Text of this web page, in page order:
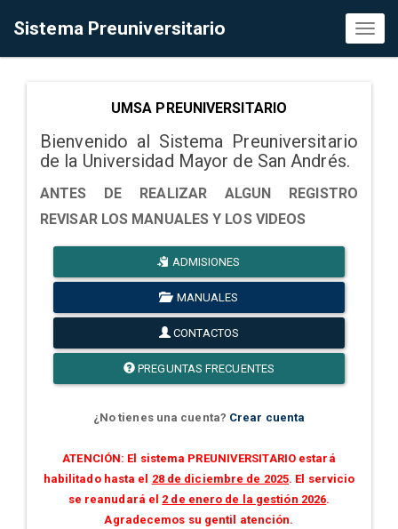
Sistema Preuniversitario
UMSA PREUNIVERSITARIO
Bienvenido al Sistema Preuniversitario
de la Universidad Mayor de San Andrés.
ANTES DE REALIZAR ALGUN REGISTRO
REVISAR LOS MANUALES Y LOS VIDEOS
ADMISIONES
MANUALES
CONTACTOS
PREGUNTAS FRECUENTES
¿No tienes una cuenta? Crear cuenta
ATENCIÓN: El sistema PREUNIVERSITARIO estará
habilitado hasta el 28 de diciembre de 2025. El servicio
se reanudará el 2 de enero de la gestión 2026.
Agradecemos su gentil atención.